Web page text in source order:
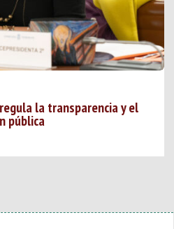
la transparencia y el
pública